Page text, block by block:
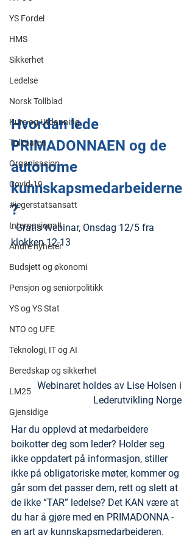
YS Fordel
HMS
Sikkerhet
Ledelse
Norsk Tollblad
Kurs og Utdanning
Tolletaten
Organisasjon
Covid-19
#jegerstatsansatt
Internasjonalt
Andre nyheter
Budsjett og økonomi
Pensjon og seniorpolitikk
YS og YS Stat
NTO og UFE
Teknologi, IT og AI
Beredskap og sikkerhet
LM25
Gjensidige
MITT LEDERUNIVERS. Nå er
Hvordan lede
PRIMADONNAEN og de
autonome
kunnskapsmedarbeiderne
?
- Gratis Webinar, Onsdag 12/5 fra
klokken 12-13
Webinaret holdes av Lise Holsen i
Lederutvikling Norge
Har du opplevd at medarbeidere
boikotter deg som leder? Holder seg
ikke oppdatert på informasjon, stiller
ikke på obligatoriske møter, kommer og
går som det passer dem, rett og slett at
de ikke “TAR” ledelse? Det KAN være at
du har å gjøre med en PRIMADONNA -
en art av kunnskapsmedarbeideren.